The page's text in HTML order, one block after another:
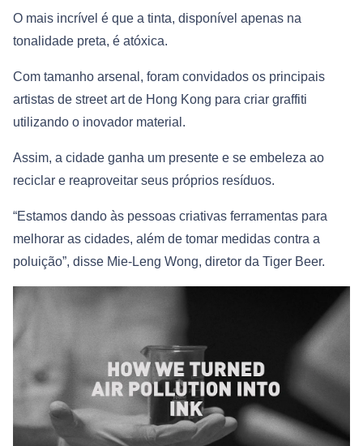
O mais incrível é que a tinta, disponível apenas na
tonalidade preta, é atóxica.
Com tamanho arsenal, foram convidados os principais
artistas de street art de Hong Kong para criar graffiti
utilizando o inovador material.
Assim, a cidade ganha um presente e se embeleza ao
reciclar e reaproveitar seus próprios resíduos.
“Estamos dando às pessoas criativas ferramentas para
melhorar as cidades, além de tomar medidas contra a
poluição”, disse Mie-Leng Wong, diretor da Tiger Beer.